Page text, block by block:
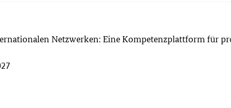
Netzwerken: Eine Kompetenzplattform für